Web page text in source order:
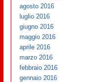
agosto 2016
luglio 2016
giugno 2016
maggio 2016
aprile 2016
marzo 2016
febbraio 2016
gennaio 2016